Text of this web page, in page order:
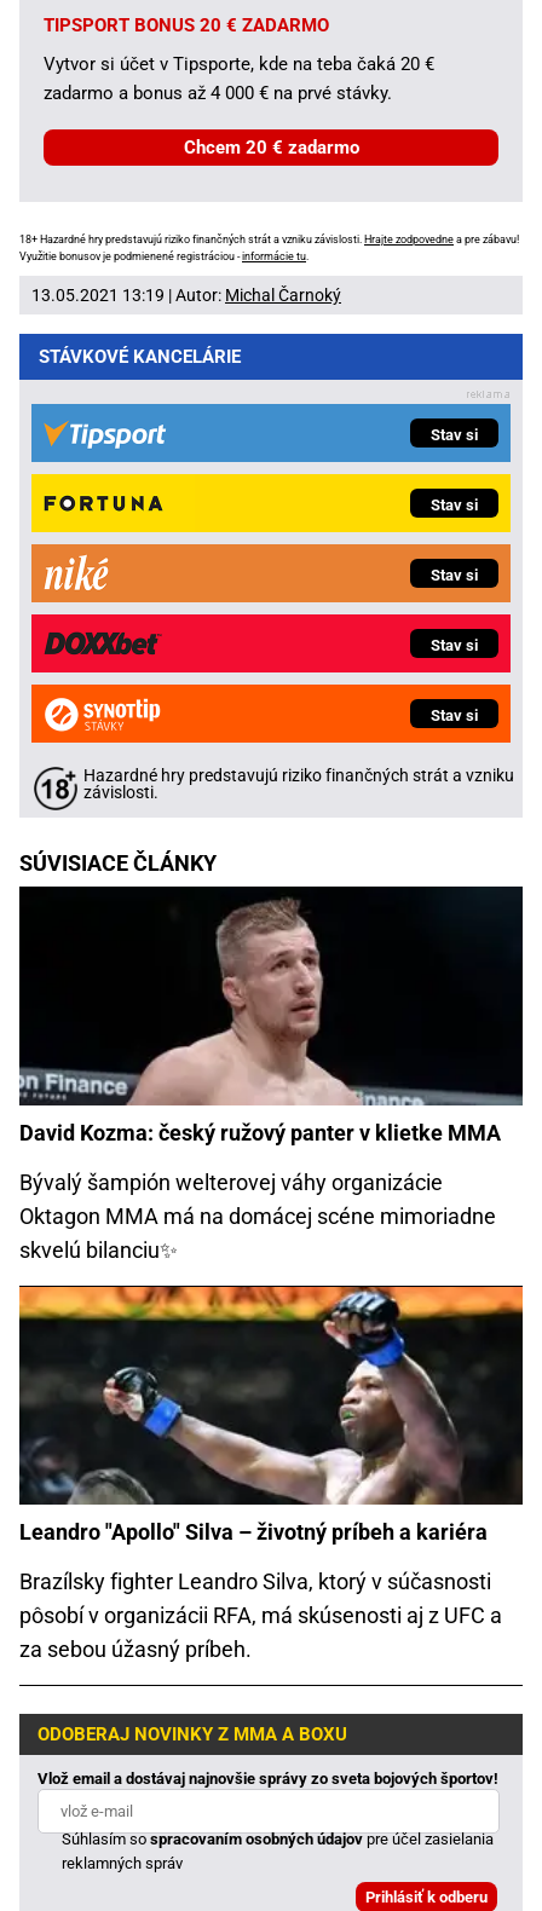
TIPSPORT BONUS 20 € ZADARMO
Vytvor si účet v Tipsporte, kde na teba čaká 20 €
zadarmo a bonus až 4 000 € na prvé stávky.
Chcem 20 € zadarmo
18+ Hazardné hry predstavujú riziko finančných strát a vzniku závislosti. Hrajte zodpovedne a pre zábavu!
Využitie bonusov je podmienené registráciou -informácie tu.
13.05.2021 13:19 | Autor: Michal Čarnoký
STÁVKOVÉ KANCELÁRIE
Stav si
Stav si
Stav si
Stav si
Stav si
Hazardné hry predstavujú riziko finančných strát a vzniku
závislosti.
SÚVISIACE ČLÁNKY
David Kozma: český ružový panter v klietke MMA
Bývalý šampión welterovej váhy organizácie
Oktagon MMA má na domácej scéne mimoriadne
skvelú bilanciu✨
Leandro "Apollo" Silva – životný príbeh a kariéra
Brazílsky fighter Leandro Silva, ktorý v súčasnosti
pôsobí v organizácii RFA, má skúsenosti aj z UFC a
za sebou úžasný príbeh.
ODOBERAJ NOVINKY Z MMA A BOXU
Vlož email a dostávaj najnovšie správy zo sveta bojových športov!
Súhlasím sospracovaním osobných údajovpre účel zasielania
reklamných správ